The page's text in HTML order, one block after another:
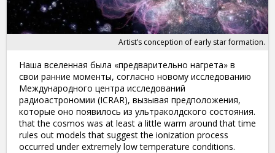
Artist’s conception of early star formation.
Наша вселенная была «предварительно нагрета» в
свои ранние моменты, согласно новому исследованию
Международного центра исследований
радиоастрономии (ICRAR), вызывая предположения,
которые оно появилось из ультраколдского состояния.
that the cosmos was at least a little warm around that time
rules out models that suggest the ionization process
occurred under extremely low temperature conditions.